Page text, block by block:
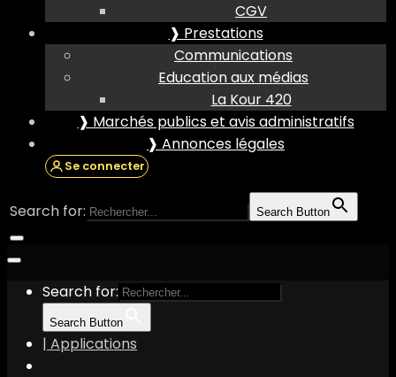
CGV
❱ Prestations
Communications
Education aux médias
La Kour 420
❱ Marchés publics et avis administratifs
❱ Annonces légales
Se connecter
Search for: Search Button
Search for:
Search Button
| Applications